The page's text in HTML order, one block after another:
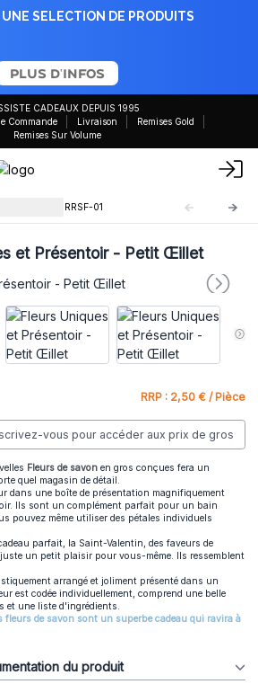
UNE SELECTION DE PRODUITS
PLUS D'INFOS
CADEAUX DEPUIS 1995
Commande
Livraison
Remises Gold
Remises Sur Volume
RRSF-01
et Présentoir - Petit Œillet
RRP : 2,50 € / Pièce
vous pour accéder aux prix de gros
Fleurs de savon en gros conçues fera un
quel magasin de détail.
dans une boîte de présentation magnifiquement
Ils sont un complément parfait pour un bain
pouvez même utiliser des pétales individuels
parfait, la Saint-Valentin, des faveurs de
juste un petit plaisir pour vous-même. Ils ressemblent
arrangé et joliment présenté dans un
est codée individuellement, comprend une belle
et une liste d'ingrédients.
fleurs de savon sont un superbe cadeau qui ravira à
du produit